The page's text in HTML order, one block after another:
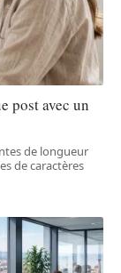
post avec un
de longueur
de caractères